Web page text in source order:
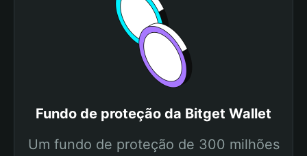
Fundo de proteção da Bitget Wallet
Um fundo de proteção de 300 milhões